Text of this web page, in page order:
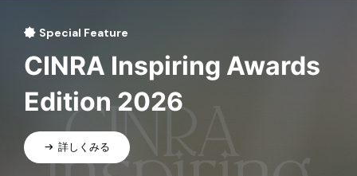
Special Feature
CINRA Inspiring Awards
Edition 2026
詳しくみる